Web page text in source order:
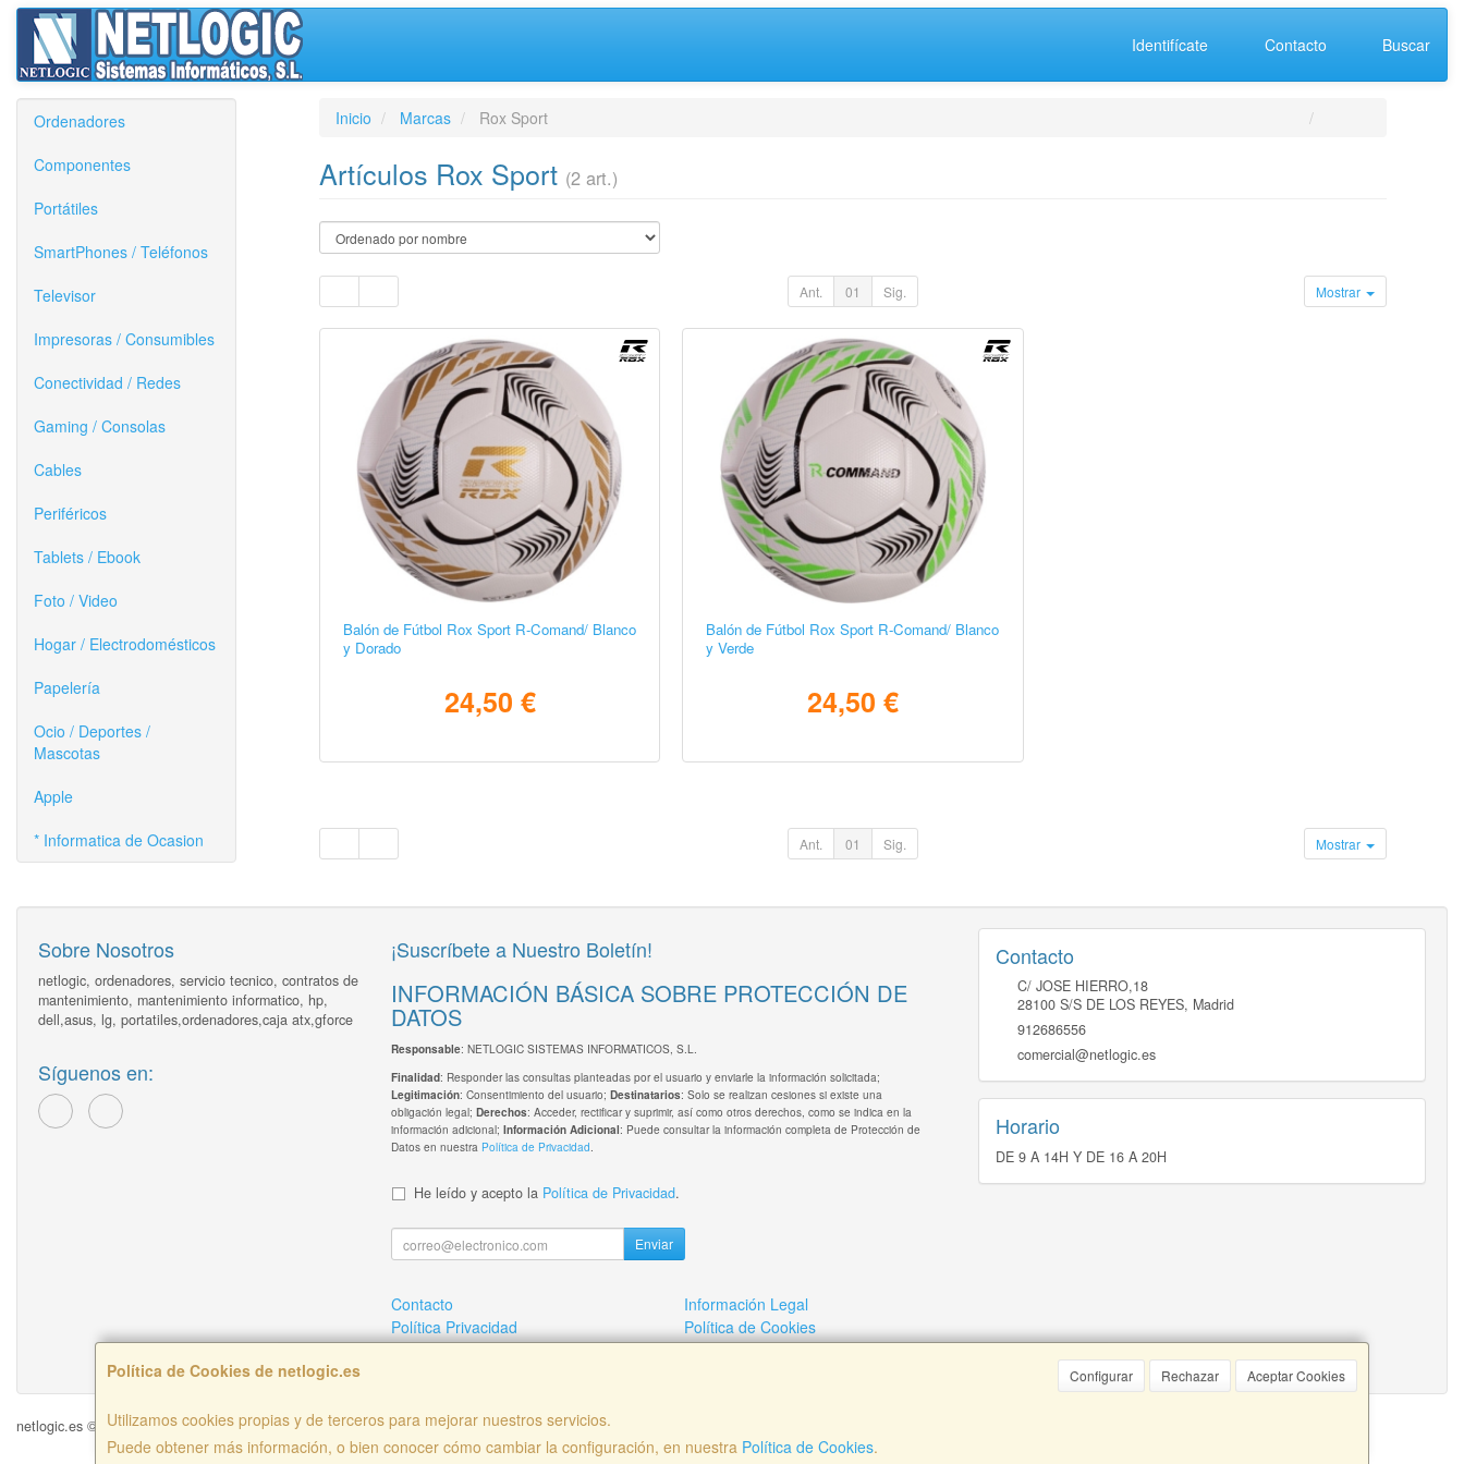
Identifícate Contacto Buscar
Ordenadores
Componentes
Portátiles
SmartPhones / Teléfonos
Televisor
Impresoras / Consumibles
Conectividad / Redes
Gaming / Consolas
Cables
Periféricos
Tablets / Ebook
Foto / Video
Hogar / Electrodomésticos
Papelería
Ocio / Deportes /
Mascotas
Apple
* Informatica de Ocasion
Inicio Marcas Rox Sport
Artículos Rox Sport (2 art.)
Ant. 01 Sig. Mostrar
Balón de Fútbol Rox Sport R-Comand/ Blanco
y Dorado
24,50 €
Balón de Fútbol Rox Sport R-Comand/ Blanco
y Verde
24,50 €
Ant. 01 Sig. Mostrar
Política de Cookies de netlogic.es Configurar Rechazar Aceptar Cookies
Utilizamos cookies propias y de terceros para mejorar nuestros servicios.
Puede obtener más información, o bien conocer cómo cambiar la configuración, en nuestra Política de Cookies.
Sobre Nosotros
netlogic, ordenadores, servicio tecnico, contratos de
mantenimiento, mantenimiento informatico, hp,
dell,asus, lg, portatiles,ordenadores,caja atx,gforce
Síguenos en:
¡Suscríbete a Nuestro Boletín!
INFORMACIÓN BÁSICA SOBRE PROTECCIÓN DE
DATOS
Responsable: NETLOGIC SISTEMAS INFORMATICOS, S.L.
Finalidad: Responder las consultas planteadas por el usuario y enviarle la información solicitada;
Legitimación: Consentimiento del usuario; Destinatarios: Solo se realizan cesiones si existe una
obligación legal; Derechos: Acceder, rectificar y suprimir, así como otros derechos, como se indica en la
información adicional; Información Adicional: Puede consultar la información completa de Protección de
Datos en nuestra Política de Privacidad.
He leído y acepto la Política de Privacidad.
Enviar
Contacto
Información Legal
Política Privacidad
Política de Cookies
¿Quienes Somos?
Pago por copia
Contacto
C/ JOSE HIERRO,18
28100 S/S DE LOS REYES, Madrid
912686556
comercial@netlogic.es
Horario
DE 9 A 14H Y DE 16 A 20H
netlogic.es © 2026
, , , , España. - C.I.F.: B82749839 - Tfno: